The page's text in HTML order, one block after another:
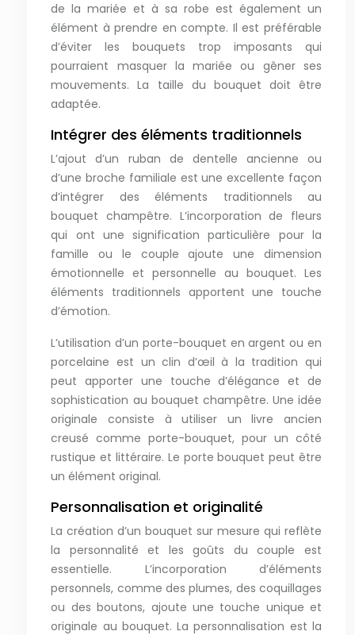
de la mariée et à sa robe est également un
élément à prendre en compte. Il est préférable
d’éviter les bouquets trop imposants qui
pourraient masquer la mariée ou gêner ses
mouvements. La taille du bouquet doit être
adaptée.
Intégrer des éléments traditionnels
L’ajout d’un ruban de dentelle ancienne ou
d’une broche familiale est une excellente façon
d’intégrer des éléments traditionnels au
bouquet champêtre. L’incorporation de fleurs
qui ont une signification particulière pour la
famille ou le couple ajoute une dimension
émotionnelle et personnelle au bouquet. Les
éléments traditionnels apportent une touche
d’émotion.
L’utilisation d’un porte-bouquet en argent ou en
porcelaine est un clin d’œil à la tradition qui
peut apporter une touche d’élégance et de
sophistication au bouquet champêtre. Une idée
originale consiste à utiliser un livre ancien
creusé comme porte-bouquet, pour un côté
rustique et littéraire. Le porte bouquet peut être
un élément original.
Personnalisation et originalité
La création d’un bouquet sur mesure qui reflète
la personnalité et les goûts du couple est
essentielle. L’incorporation d’éléments
personnels, comme des plumes, des coquillages
ou des boutons, ajoute une touche unique et
originale au bouquet. La personnalisation est la